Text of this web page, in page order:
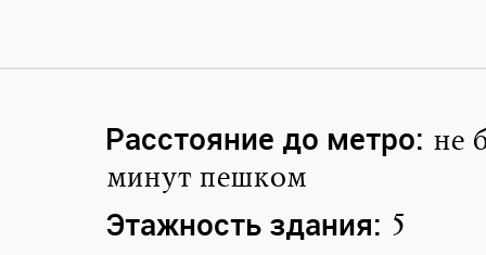
Расстояние до метро: не
минут пешком
Этажность здания: 5